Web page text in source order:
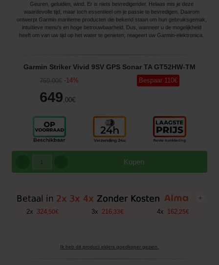
Geuren, geluiden, wind. Er is niets bevredigender. Helaas mis je deze
waardevolle tijd, maar toch essentieel om je passie te bevredigen. Daarom
ontwerpt Garmin maritieme producten die bekend staan ​​om hun gebruiksgemak,
intuïtieve menu's en hoge betrouwbaarheid. Dus, wanneer u de mogelijkheid
heeft om van uw tijd op het water te genieten, reageert uw Garmin-elektronica.
Garmin Striker Vivid 9SV GPS Sonar TA GT52HW-TM
759,00€ -14%
649 ,00€
Bespaar 110€
Kopen
+
2x 324 50€ 3x 216 33€ 4x 162 25€
Ik heb dit product elders goedkoper gezien.